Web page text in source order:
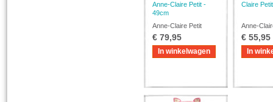
Anne-Claire Petit -
49cm
Anne-Claire Petit
€ 79,95
In winkelwagen
Claire
Anne-
€ 55,95
In